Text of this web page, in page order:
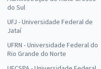
do Sul
UFJ - Universidade Federal de
Jataí
UFRN - Universidade Federal do
Rio Grande do Norte